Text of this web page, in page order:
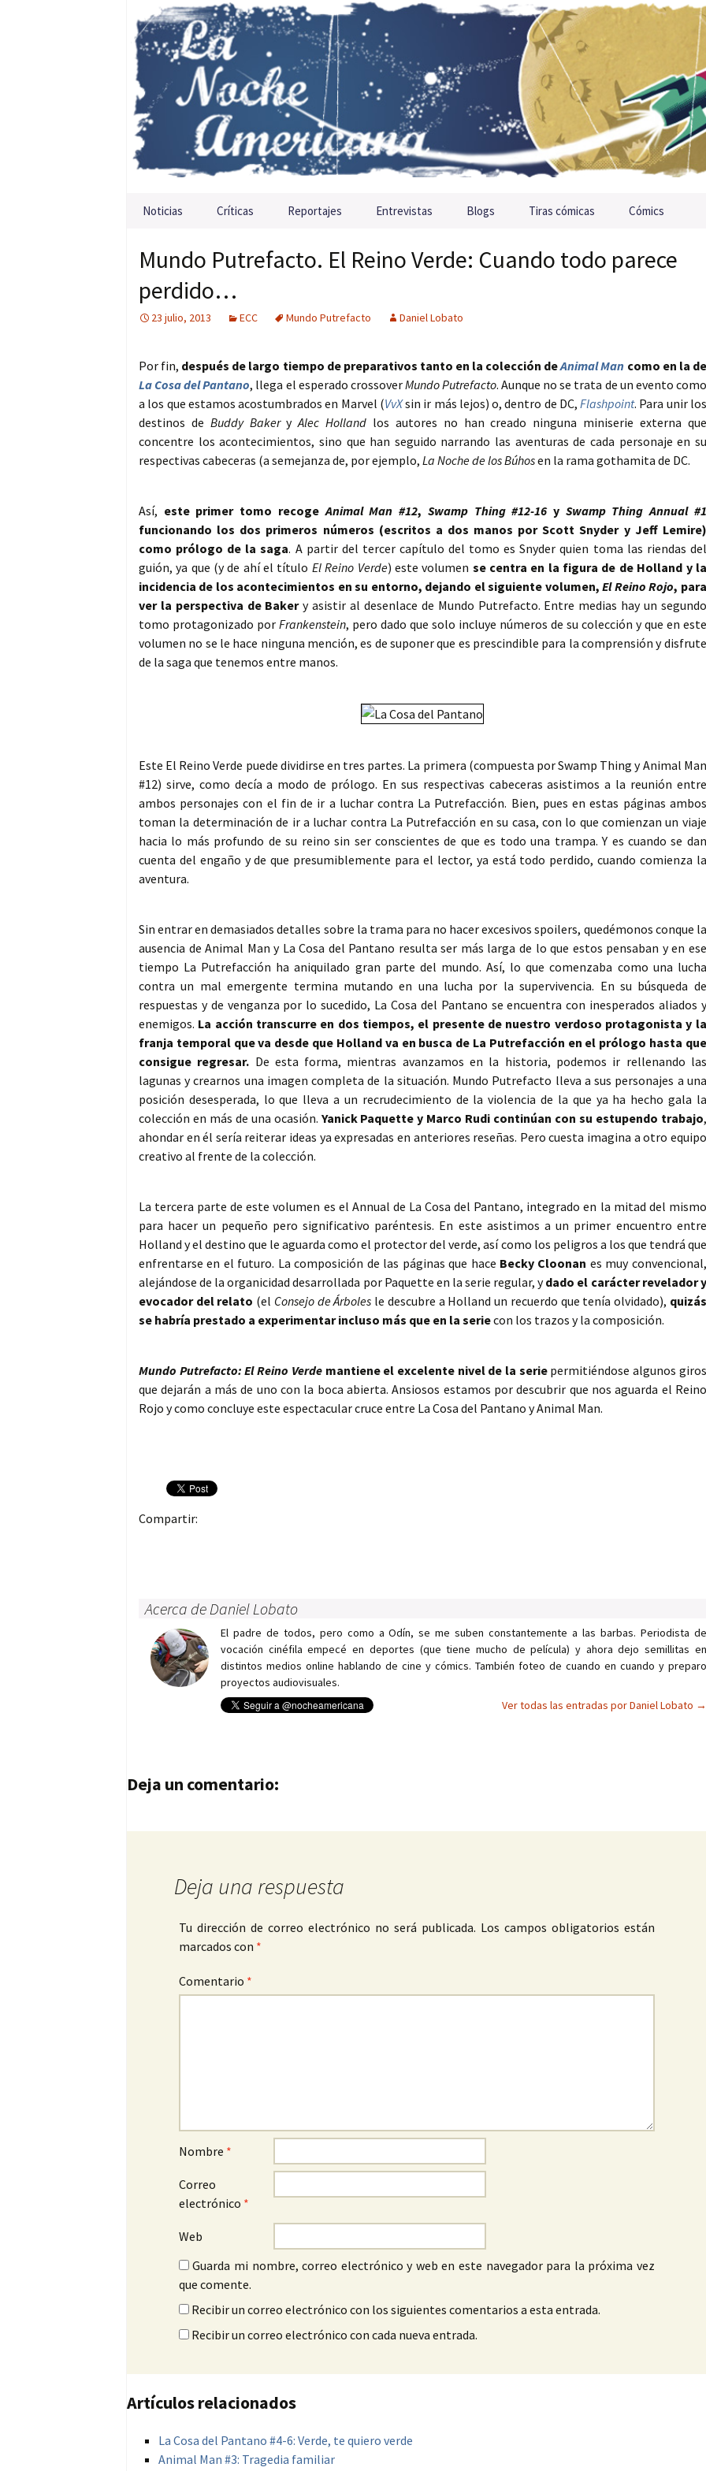
Saltar al contenido
Noticias Críticas Reportajes Entrevistas Blogs Tiras cómicas Cómics
Mundo Putrefacto. El Reino Verde: Cuando todo parece
perdido…
23 julio, 2013 ECC Mundo Putrefacto Daniel Lobato
Por fin, después de largo tiempo de preparativos tanto en la colección deAnimalMan como en la de
La Cosa del Pantano, llega el esperado crossoverMundo Putrefacto. Aunque no se trata de un evento como
a los que estamos acostumbrados en Marvel (VvXsin ir más lejos) o, dentro de DC,Flashpoint. Para unir los
destinos de Buddy BakeryAlec Holland los autores no han creado ninguna miniserie externa que
concentre los acontecimientos, sino que han seguido narrando las aventuras de cada personaje en su
respectivas cabeceras (a semejanza de, por ejemplo, La Noche de los Búhosen la rama gothamita de DC.
Así, este primer tomo recogeAnimal Man #12, Swamp Thing #12-16y Swamp Thing Annual #1
funcionando los dos primeros números (escritos a dos manos por Scott Snyder y Jeff Lemire)
como prólogo de la saga. A partir del tercer capítulo del tomo es Snyder quien toma las riendas del
guión, ya que (y de ahí el título El Reino Verde) este volumen se centra en la figura de de Holland y la
incidencia de los acontecimientos en su entorno, dejando el siguiente volumen,El Reino Rojo, para
ver la perspectiva de Bakery asistir al desenlace de Mundo Putrefacto. Entre medias hay un segundo
tomo protagonizado por Frankenstein, pero dado que solo incluye números de su colección y que en este
volumen no se le hace ninguna mención, es de suponer que es prescindible para la comprensión y disfrute
de la saga que tenemos entre manos.
Este El Reino Verde puede dividirse en tres partes. La primera (compuesta por Swamp Thing y Animal Man
#12) sirve, como decía a modo de prólogo. En sus respectivas cabeceras asistimos a la reunión entre
ambos personajes con el fin de ir a luchar contra La Putrefacción. Bien, pues en estas páginas ambos
toman la determinación de ir a luchar contra La Putrefacción en su casa, con lo que comienzan un viaje
hacia lo más profundo de su reino sin ser conscientes de que es todo una trampa. Y es cuando se dan
cuenta del engaño y de que presumiblemente para el lector, ya está todo perdido, cuando comienza la
aventura.
Sin entrar en demasiados detalles sobre la trama para no hacer excesivos spoilers, quedémonos conque la
ausencia de Animal Man y La Cosa del Pantano resulta ser más larga de lo que estos pensaban y en ese
tiempo La Putrefacción ha aniquilado gran parte del mundo. Así, lo que comenzaba como una lucha
contra un mal emergente termina mutando en una lucha por la supervivencia. En su búsqueda de
respuestas y de venganza por lo sucedido, La Cosa del Pantano se encuentra con inesperados aliados y
enemigos. La acción transcurre en dos tiempos, el presente de nuestro verdoso protagonista y la
franja temporal que va desde que Holland va en busca de La Putrefacción en el prólogo hasta que
consigue regresar. De esta forma, mientras avanzamos en la historia, podemos ir rellenando las
lagunas y crearnos una imagen completa de la situación. Mundo Putrefacto lleva a sus personajes a una
posición desesperada, lo que lleva a un recrudecimiento de la violencia de la que ya ha hecho gala la
colección en más de una ocasión. Yanick Paquette y Marco Rudi continúan con su estupendo trabajo,
ahondar en él sería reiterar ideas ya expresadas en anteriores reseñas. Pero cuesta imagina a otro equipo
creativo al frente de la colección.
La tercera parte de este volumen es el Annual de La Cosa del Pantano, integrado en la mitad del mismo
para hacer un pequeño pero significativo paréntesis. En este asistimos a un primer encuentro entre
Holland y el destino que le aguarda como el protector del verde, así como los peligros a los que tendrá que
enfrentarse en el futuro. La composición de las páginas que hace Becky Cloonan es muy convencional,
alejándose de la organicidad desarrollada por Paquette en la serie regular, ydado el carácter revelador y
evocador del relato (el Consejo de Árboles le descubre a Holland un recuerdo que tenía olvidado), quizás
se habría prestado a experimentar incluso más que en la seriecon los trazos y la composición.
Mundo Putrefacto: El Reino Verdemantiene el excelente nivel de la seriepermitiéndose algunos giros
que dejarán a más de uno con la boca abierta. Ansiosos estamos por descubrir que nos aguarda el Reino
Rojo y como concluye este espectacular cruce entre La Cosa del Pantano y Animal Man.
Compartir:
Acerca de Daniel Lobato
El padre de todos, pero como a Odín, se me suben constantemente a las barbas. Periodista de
vocación cinéfila empecé en deportes (que tiene mucho de película) y ahora dejo semillitas en
distintos medios online hablando de cine y cómics. También foteo de cuando en cuando y preparo
proyectos audiovisuales.
Ver todas las entradas por Daniel Lobato →
Navegación de entradas
Deja un comentario:
Deja una respuesta
Tu dirección de correo electrónico no será publicada. Los campos obligatorios están
marcados con *
Comentario *
Nombre *
Correo
electrónico *
Web
Guarda mi nombre, correo electrónico y web en este navegador para la próxima vez
que comente.
Recibir un correo electrónico con los siguientes comentarios a esta entrada.
Recibir un correo electrónico con cada nueva entrada.
Artículos relacionados
La Cosa del Pantano #4-6: Verde, te quiero verde
Animal Man #3: Tragedia familiar